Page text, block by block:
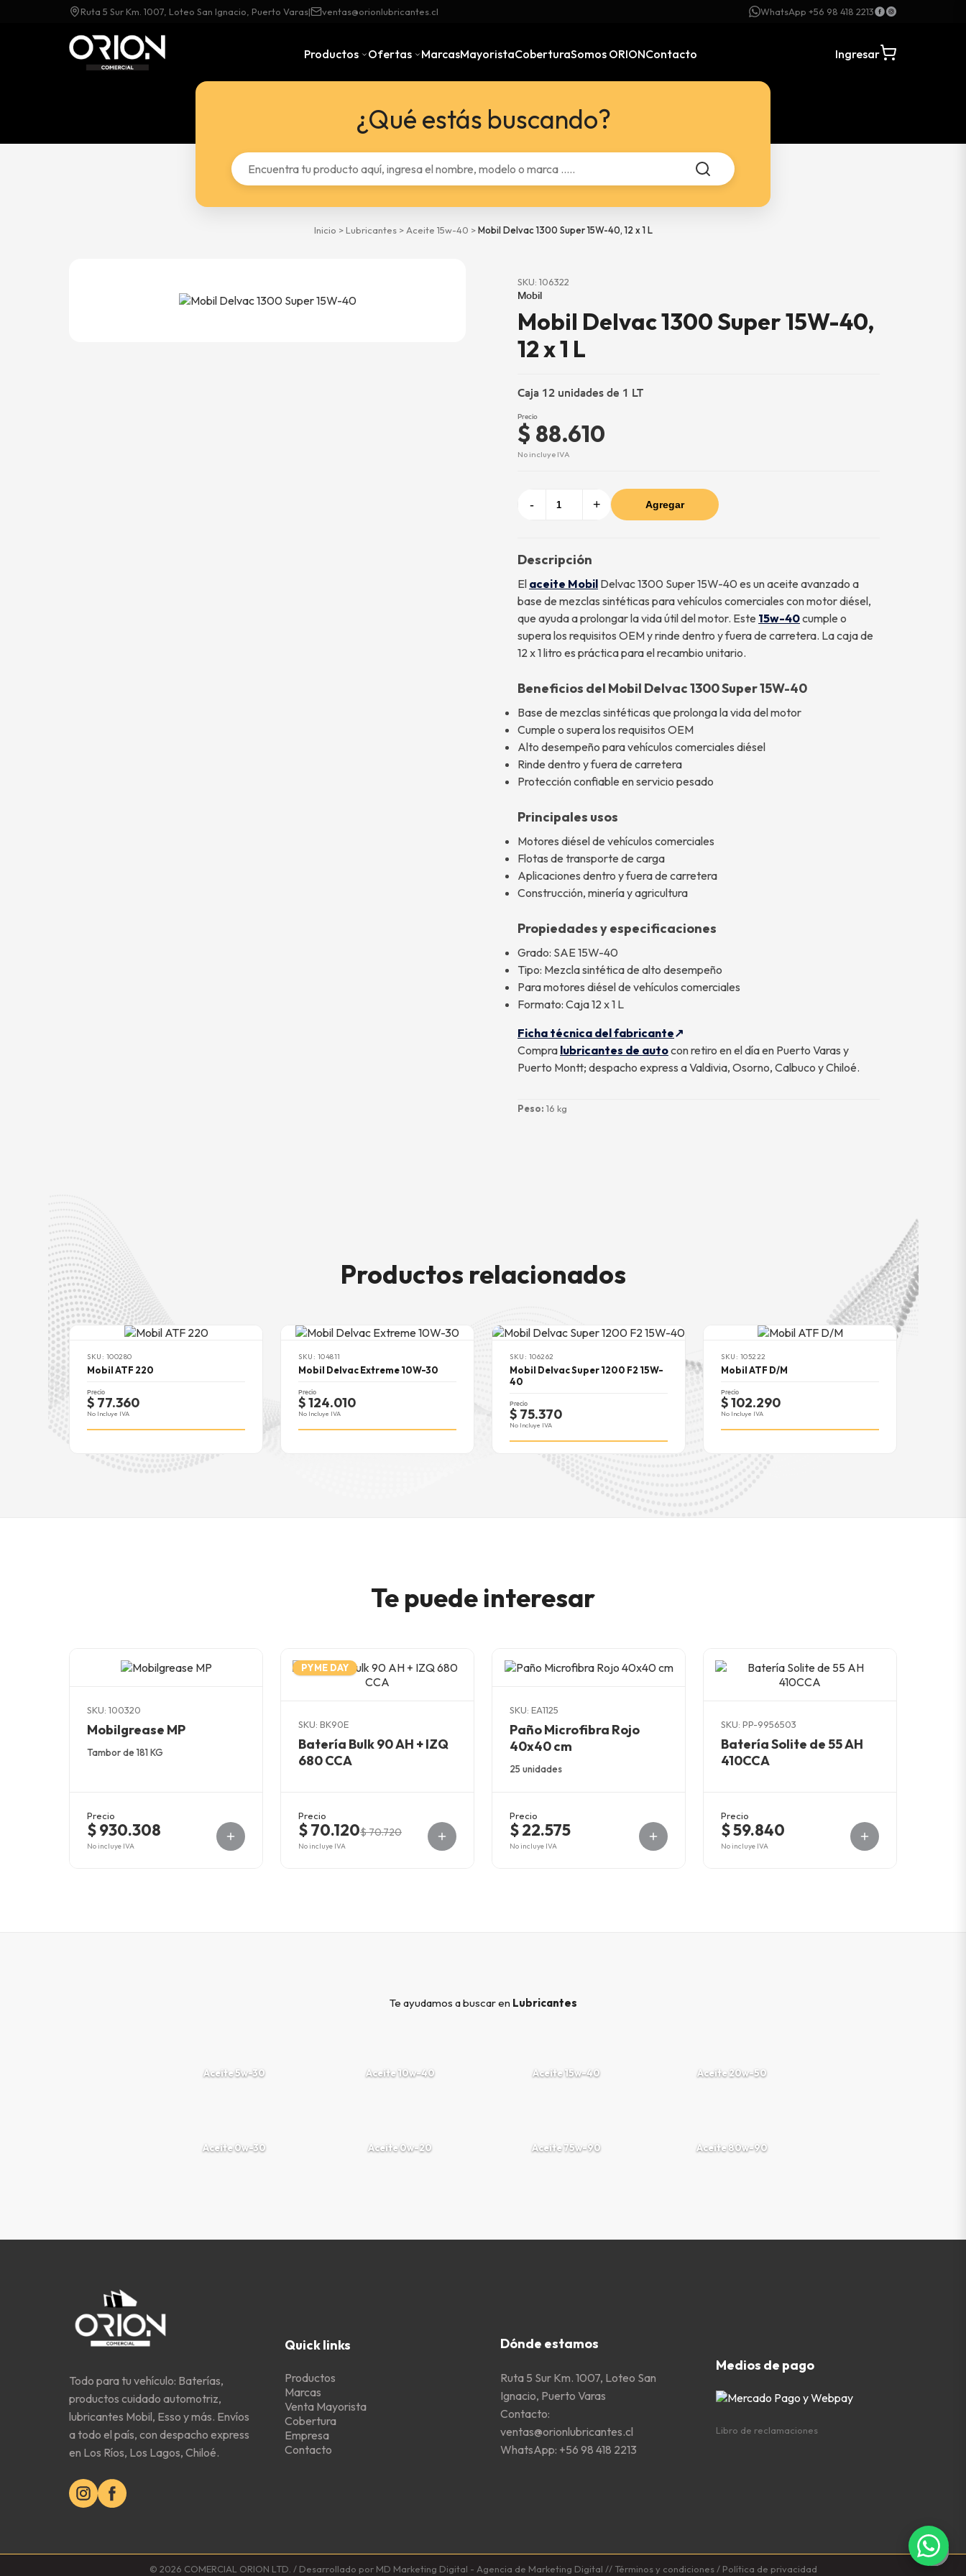
Ruta 5 Sur Km. 1007, Loteo San Ignacio, Puerto Varas| ventas@orionlubricantes.cl WhatsApp +56 98 418 2213
Productos Ofertas MarcasMayoristaCoberturaSomos ORIONContacto Ingresar
¿Qué estás buscando?
Inicio > Lubricantes > Aceite 15w-40 > Mobil Delvac 1300 Super 15W-40, 12 x 1 L
SKU: 106322
Mobil
Mobil Delvac 1300 Super 15W-40,
12 x 1 L
Caja 12 unidades de 1 LT
Precio
$ 88.610
No incluye IVA
- + Agregar
Descripción
El aceite Mobil Delvac 1300 Super 15W-40 es un aceite avanzado a
base de mezclas sintéticas para vehículos comerciales con motor diésel,
que ayuda a prolongar la vida útil del motor. Este 15w-40cumple o
supera los requisitos OEM y rinde dentro y fuera de carretera. La caja de
12 x 1 litro es práctica para el recambio unitario.
Beneficios del Mobil Delvac 1300 Super 15W-40
Base de mezclas sintéticas que prolonga la vida del motor
Cumple o supera los requisitos OEM
Alto desempeño para vehículos comerciales diésel
Rinde dentro y fuera de carretera
Protección confiable en servicio pesado
Principales usos
Motores diésel de vehículos comerciales
Flotas de transporte de carga
Aplicaciones dentro y fuera de carretera
Construcción, minería y agricultura
Propiedades y especificaciones
Grado: SAE 15W-40
Tipo: Mezcla sintética de alto desempeño
Para motores diésel de vehículos comerciales
Formato: Caja 12 x 1 L
Ficha técnica del fabricante
Compra lubricantes de autocon retiro en el día en Puerto Varas y
Puerto Montt; despacho express a Valdivia, Osorno, Calbuco y Chiloé.
Peso: 16 kg
Productos relacionados
SKU: 100280
Mobil ATF 220
Precio
$ 77.360
No Incluye IVA
SKU: 104811
Mobil Delvac Extreme 10W-30
Precio
$ 124.010
No Incluye IVA
SKU: 106262
Mobil Delvac Super 1200 F2 15W-
40
Precio
$ 75.370
No Incluye IVA
SKU: 105222
Mobil ATF D/M
Precio
$ 102.290
No Incluye IVA
Te puede interesar
SKU: 100320
Mobilgrease MP
Tambor de 181 KG
Precio
$ 930.308
No incluye IVA
PYME DAY
SKU: BK90E
Batería Bulk 90 AH + IZQ
680 CCA
Precio
$ 70.120$ 70.720
No incluye IVA
SKU: EA1125
Paño Microfibra Rojo
40x40 cm
25 unidades
Precio
$ 22.575
No incluye IVA
SKU: PP-9956503
Batería Solite de 55 AH
410CCA
Precio
$ 59.840
No incluye IVA
Te ayudamos a buscar en Lubricantes
Aceite 5w-30 Aceite 10w-40 Aceite 15w-40 Aceite 20w-50
Aceite 0w-30 Aceite 0w-20 Aceite 75w-90 Aceite 80w-90
Todo para tu vehículo: Baterías,
productos cuidado automotriz,
lubricantes Mobil, Esso y más. Envíos
a todo el país, con despacho express
en Los Ríos, Los Lagos, Chiloé.
Quick links
Productos
Marcas
Venta Mayorista
Cobertura
Empresa
Contacto
Dónde estamos
Ruta 5 Sur Km. 1007, Loteo San
Ignacio, Puerto Varas
Contacto:
ventas@orionlubricantes.cl
WhatsApp: +56 98 418 2213
Medios de pago
Libro de reclamaciones
© 2026 COMERCIAL ORION LTD. / Desarrollado por MD Marketing Digital - Agencia de Marketing Digital // Términos y condiciones/ Política de privacidad